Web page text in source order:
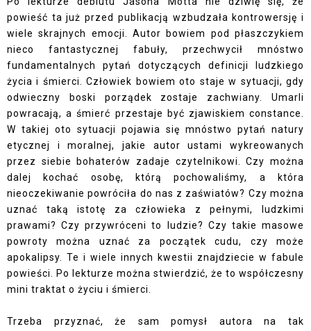
powieść ta już przed publikacją wzbudzała kontrowersję i
wiele skrajnych emocji. Autor bowiem pod płaszczykiem
nieco fantastycznej fabuły, przechwycił mnóstwo
fundamentalnych pytań dotyczących definicji ludzkiego
życia i śmierci. Człowiek bowiem oto staje w sytuacji, gdy
odwieczny boski porządek zostaje zachwiany. Umarli
powracają, a śmierć przestaje być zjawiskiem constance.
W takiej oto sytuacji pojawia się mnóstwo pytań natury
etycznej i moralnej, jakie autor ustami wykreowanych
przez siebie bohaterów zadaje czytelnikowi. Czy można
dalej kochać osobę, którą pochowaliśmy, a która
nieoczekiwanie powróciła do nas z zaświatów? Czy można
uznać taką istotę za człowieka z pełnymi, ludzkimi
prawami? Czy przywróceni to ludzie? Czy takie masowe
powroty można uznać za początek cudu, czy może
apokalipsy. Te i wiele innych kwestii znajdziecie w fabule
powieści. Po lekturze można stwierdzić, że to współczesny
mini traktat o życiu i śmierci.
Trzeba przyznać, że sam pomysł autora na tak